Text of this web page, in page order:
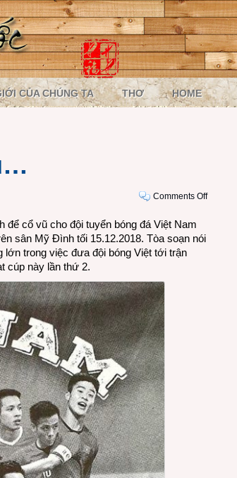
CỦA CHÚNG TA THƠ HOME
Comments Offon
cổ vũ cho đội tuyển bóng đá Việt Nam
sân Mỹ Đình tối 15.12.2018. Tòa soạn nói
trong việc đưa đội bóng Việt tới trận
cúp này lần thứ 2.